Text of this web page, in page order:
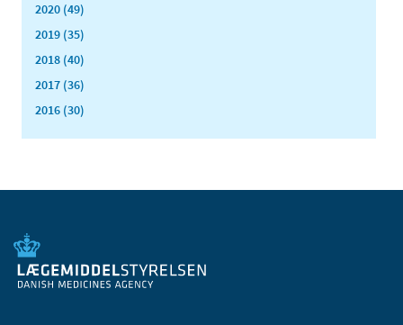
2020 (49)
2019 (35)
2018 (40)
2017 (36)
2016 (30)